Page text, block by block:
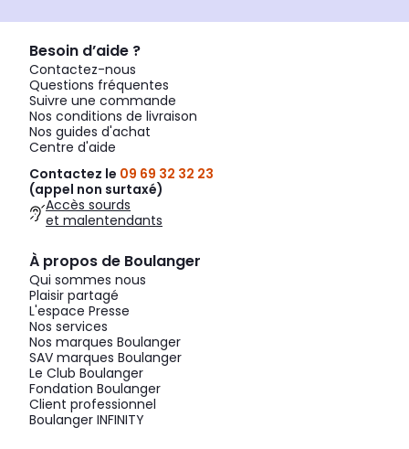
Besoin d’aide ?
Contactez-nous
Questions fréquentes
Suivre une commande
Nos conditions de livraison
Nos guides d'achat
Centre d'aide
Contactez le 09 69 32 32 23
(appel non surtaxé)
Accès sourds
et malentendants
À propos de Boulanger
Qui sommes nous
Plaisir partagé
L'espace Presse
Nos services
Nos marques Boulanger
SAV marques Boulanger
Le Club Boulanger
Fondation Boulanger
Client professionnel
Boulanger INFINITY